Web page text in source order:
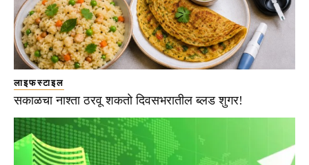
लाइफस्टाइल
सकाळचा नाश्ता ठरवू शकतो दिवसभरातील ब्लड शुगर!